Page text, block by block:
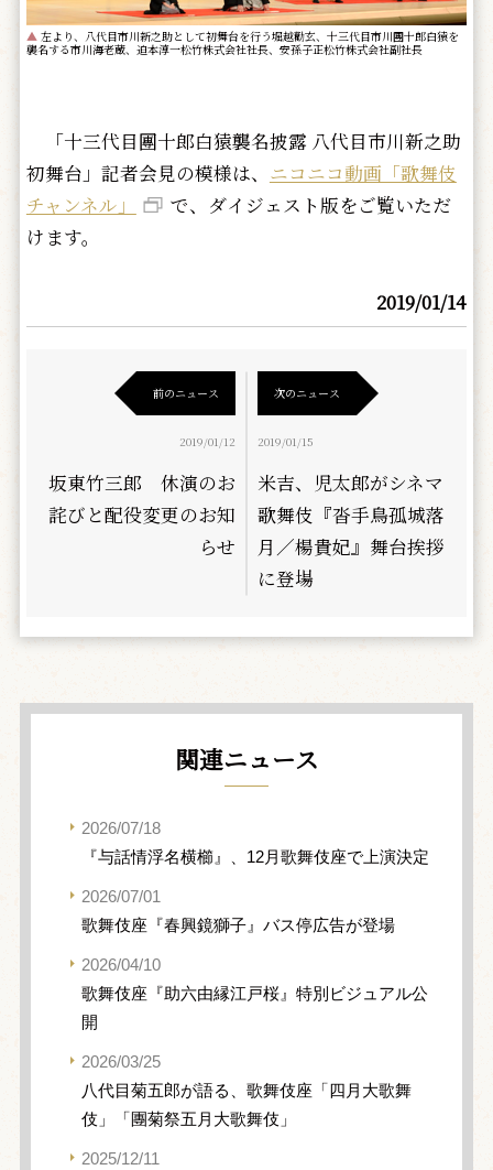
▲左より、八代目市川新之助として初舞台を行う堀越勸玄、十三代目市川團十郎白猿を
襲名する市川海老蔵、迫本淳一松竹株式会社社長、安孫子正松竹株式会社副社長
「十三代目團十郎白猿襲名披露 八代目市川新之助
初舞台」記者会見の模様は、 ニコニコ動画「歌舞伎
チャンネル」
で、ダイジェスト版をご覧いただ
けます。
2019/01/14
前のニュース
2019/01/12
坂東竹三郎 休演のお
詫びと配役変更のお知
らせ
次のニュース
2019/01/15
米吉、児太郎がシネマ
歌舞伎『沓手鳥孤城落
月／楊貴妃』舞台挨拶
に登場
関連ニュース
2026/07/18
『与話情浮名横櫛』、12月歌舞伎座で上演決定
2026/07/01
歌舞伎座『春興鏡獅子』バス停広告が登場
2026/04/10
歌舞伎座『助六由縁江戸桜』特別ビジュアル公
開
2026/03/25
八代目菊五郎が語る、歌舞伎座「四月大歌舞
伎」「團菊祭五月大歌舞伎」
2025/12/11